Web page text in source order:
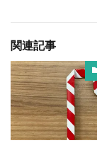
関連記事